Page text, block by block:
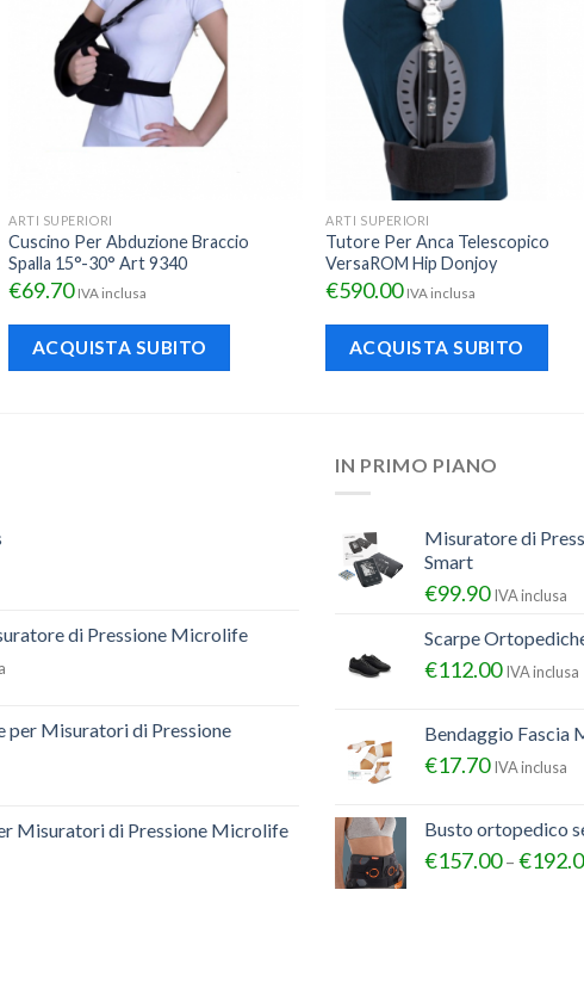
ARTI SUPERIORI
Cuscino Per Abduzione Braccio
Spalla 15°-30° Art 9340
€69.70 IVA inclusa
ACQUISTA SUBITO
ARTI SUPERIORI
Tutore Per Anca Telescopico
VersaROM Hip Donjoy
€590.00 IVA inclusa
ACQUISTA SUBITO
di Pressione Microlife
per Misuratori di Pressione
Misuratori di Pressione Microlife
IN PRIMO PIANO
Misuratore di
Smart
€99.90 IVA inclusa
Scarpe
€112.00 IVA inclusa
Bendaggio Fascia
€17.70 IVA inclusa
Busto ortopedico
€157.00– €